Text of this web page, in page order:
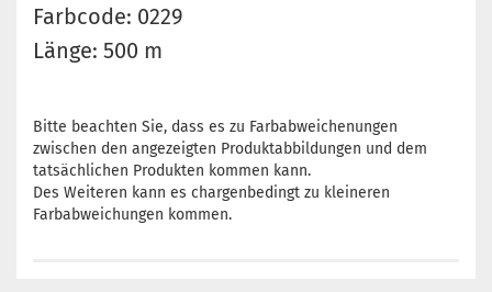
Farbcode: 0229
Länge: 500 m
Bitte beachten Sie, dass es zu Farbabweichenungen
zwischen den angezeigten Produktabbildungen und dem
tatsächlichen Produkten kommen kann.
Des Weiteren kann es chargenbedingt zu kleineren
Farbabweichungen kommen.